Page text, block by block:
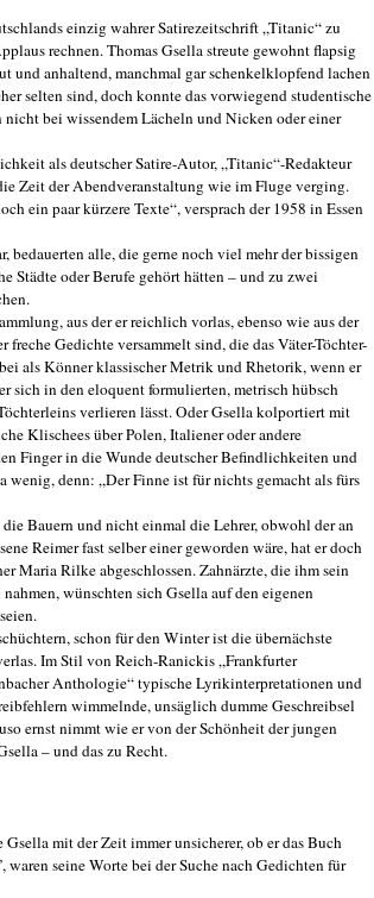
einzig wahrer Satirezeitschrift „Titanic“ zu
rechnen. Thomas Gsella streute gewohnt flapsig
und anhaltend, manchmal gar schenkelklopfend lachen
selten sind, doch konnte das vorwiegend studentische
bei wissendem Lächeln und Nicken oder einer
als deutscher Satire-Autor, „Titanic“-Redakteur
Zeit der Abendveranstaltung wie im Fluge verging.
ein paar kürzere Texte“, versprach der 1958 in Essen
bedauerten alle, die gerne noch viel mehr der bissigen
Städte oder Berufe gehört hätten – und zu zwei
aus der er reichlich vorlas, ebenso wie aus der
Gedichte versammelt sind, die das Väter-Töchter-
als Könner klassischer Metrik und Rhetorik, wenn er
sich in den eloquent formulierten, metrisch hübsch
verlieren lässt. Oder Gsella kolportiert mit
Klischees über Polen, Italiener oder andere
Finger in die Wunde deutscher Befindlichkeiten und
wenig, denn: „Der Finne ist für nichts gemacht als fürs
Bauern und nicht einmal die Lehrer, obwohl der an
Reimer fast selber einer geworden wäre, hat er doch
Maria Rilke abgeschlossen. Zahnärzte, die ihm sein
wünschten sich Gsella auf den eigenen
schon für den Winter ist die übernächste
Im Stil von Reich-Ranickis „Frankfurter
Anthologie“ typische Lyrikinterpretationen und
wimmelnde, unsäglich dumme Geschreibsel
ernst nimmt wie er von der Schönheit der jungen
– und das zu Recht.
mit der Zeit immer unsicherer, ob er das Buch
seine Worte bei der Suche nach Gedichten für